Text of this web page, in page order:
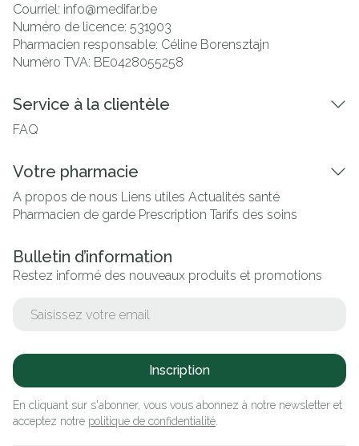
Courriel: info@medifar.be
Numéro de licence: 531903
Pharmacien responsable: Céline Borensztajn
Numéro TVA: BE0428055258
Service à la clientèle
FAQ
Votre pharmacie
A propos de nous Liens utiles Actualités santé
Pharmacien de garde Prescription Tarifs des soins
Bulletin d’information
Restez informé des nouveaux produits et promotions
Inscription
En cliquant sur s'abonner, vous vous abonnez à notre newsletter et
acceptez notre politique de confidentialité